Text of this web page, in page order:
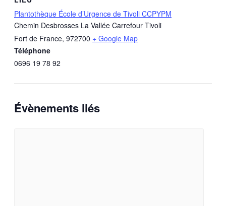
Plantothèque École d’Urgence de Tivoli CCPYPM
Chemin Desbrosses La Vallée Carrefour Tivoli
Fort de France, 972700 + Google Map
Téléphone
0696 19 78 92
Évènements liés